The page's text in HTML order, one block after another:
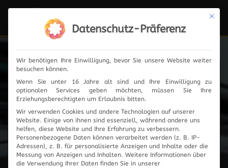
Fahrzeugauswahl
Mit
Datenschutz-Präferenz
Wir benötigen Ihre Einwilligung, bevor Sie unsere Website weiter
besuchen können.
Wenn Sie unter 16 Jahre alt sind und Ihre Einwilligung zu
optionalen Services geben möchten, müssen Sie Ihre
Erziehungsberechtigten um Erlaubnis bitten.
Wir verwenden Cookies und andere Technologien auf unserer
Website. Einige von ihnen sind essenziell, während andere uns
helfen, diese Website und Ihre Erfahrung zu verbessern.
Personenbezogene Daten können verarbeitet werden (z. B. IP-
Adressen), z. B. für personalisierte Anzeigen und Inhalte oder die
Messung von Anzeigen und Inhalten. Weitere Informationen über
die Verwendung Ihrer Daten finden Sie in unserer